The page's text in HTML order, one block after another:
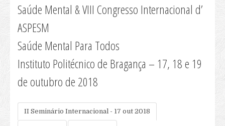
Actualização Dados de Sócio
Inscrição Novos Sócios
Revista
Revistas Publicadas
Submissão Art. Revista
Livros Publicados
Saúde Mental & VIII Congresso Internacional d’
ASPESM
Saúde Mental Para Todos
Instituto Politécnico de Bragança – 17, 18 e 19
de outubro de 2018
II Seminário Internacional - 17 out 2018